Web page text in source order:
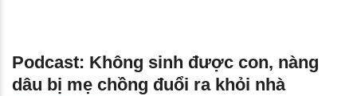
Podcast: Không sinh được con, nàng
dâu bị mẹ chồng đuổi ra khỏi nhà